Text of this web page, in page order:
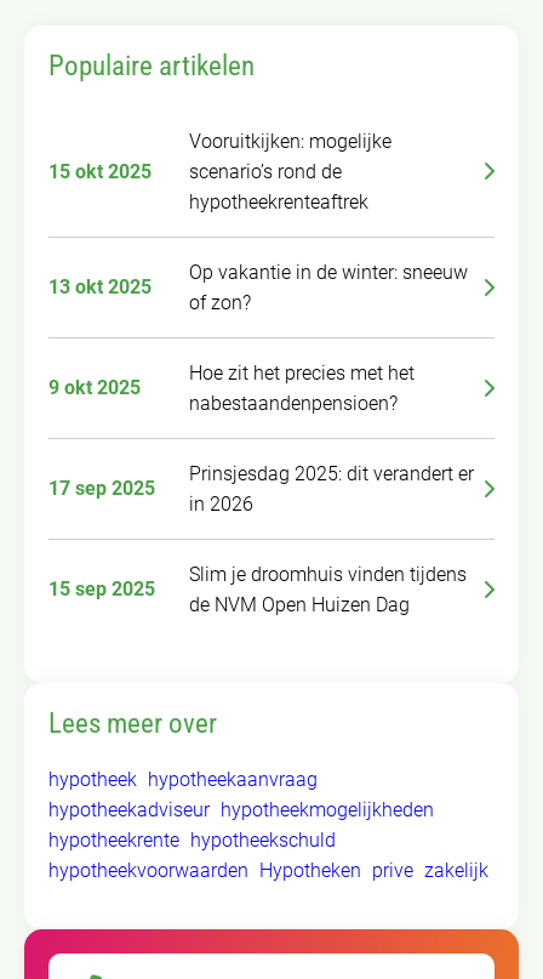
Populaire artikelen
15 okt 2025
Vooruitkijken: mogelijke
scenario’s rond de
hypotheekrenteaftrek
13 okt 2025
Op vakantie in de winter: sneeuw
of zon?
9 okt 2025
Hoe zit het precies met het
nabestaandenpensioen?
17 sep 2025
Prinsjesdag 2025: dit verandert er
in 2026
15 sep 2025
Slim je droomhuis vinden tijdens
de NVM Open Huizen Dag
Lees meer over
hypotheek hypotheekaanvraag
hypotheekadviseur hypotheekmogelijkheden
hypotheekrente hypotheekschuld
hypotheekvoorwaarden Hypotheken prive zakelijk